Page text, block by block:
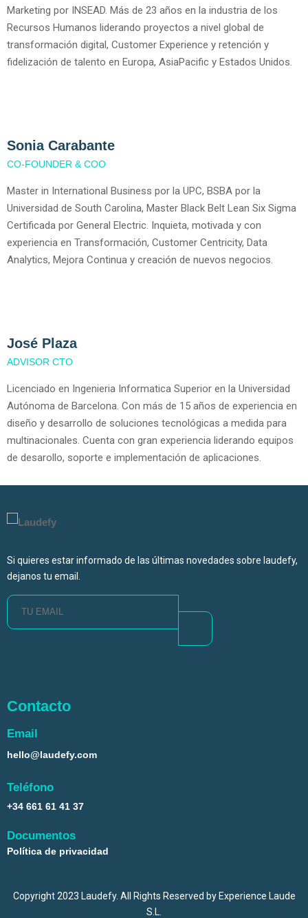
Marketing por INSEAD. Más de 23 años en la industria de los
Recursos Humanos liderando proyectos a nivel global de
transformación digital, Customer Experience y retención y
fidelización de talento en Europa, AsiaPacific y Estados Unidos.
Sonia Carabante
CO-FOUNDER & COO
Master in International Business por la UPC, BSBA por la
Universidad de South Carolina, Master Black Belt Lean Six Sigma
Certificada por General Electric. Inquieta, motivada y con
experiencia en Transformación, Customer Centricity, Data
Analytics, Mejora Continua y creación de nuevos negocios.
José Plaza
ADVISOR CTO
Licenciado en Ingenieria Informatica Superior en la Universidad
Autónoma de Barcelona. Con más de 15 años de experiencia en
diseño y desarrollo de soluciones tecnológicas a medida para
multinacionales. Cuenta con gran experiencia liderando equipos
de desarollo, soporte e implementación de aplicaciones.
Si quieres estar informado de las últimas novedades sobre laudefy,
dejanos tu email.
Contacto
Email
hello@laudefy.com
Teléfono
+34 661 61 41 37
Documentos
Política de privacidad
Copyright 2023 Laudefy. All Rights Reserved by Experience Laude
S.L.